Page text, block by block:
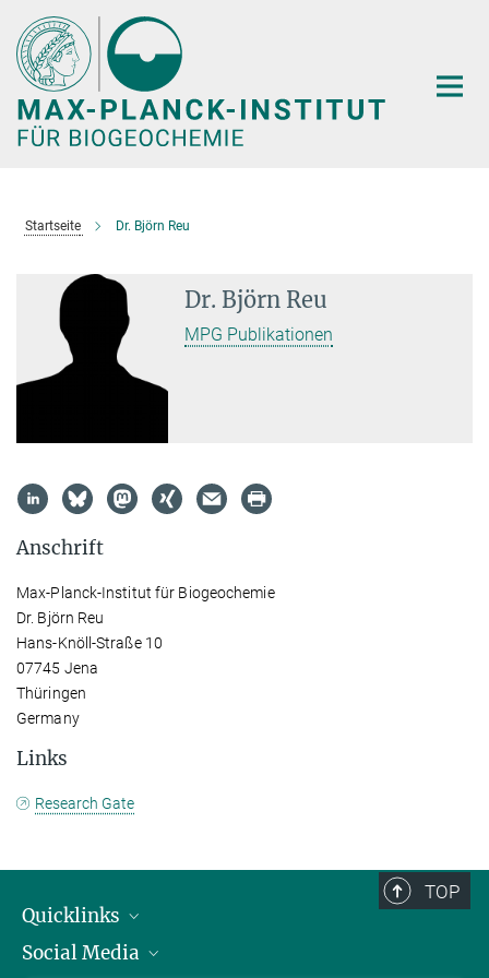
Hauptinhalt
Startseite Dr. Björn Reu
Dr. Björn Reu
MPG Publikationen
Anschrift
Max-Planck-Institut für Biogeochemie
Dr. Björn Reu
Hans-Knöll-Straße 10
07745 Jena
Thüringen
Germany
Links
Research Gate
TOP
Quicklinks
IMPRS Graduiertenschule
Social Media